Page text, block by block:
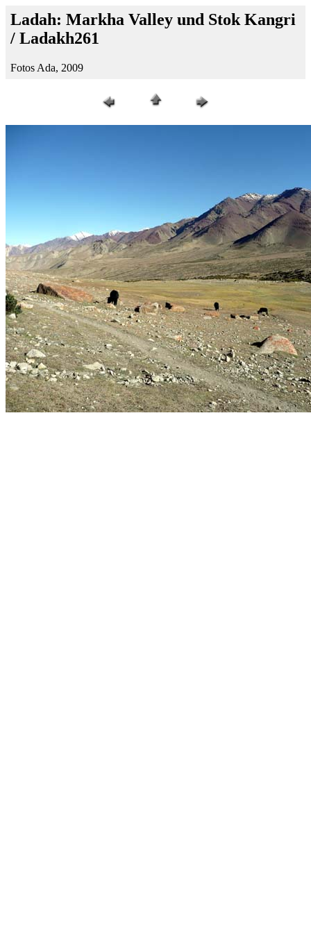
Ladah: Markha Valley und Stok Kangri
/ Ladakh261
Fotos Ada, 2009